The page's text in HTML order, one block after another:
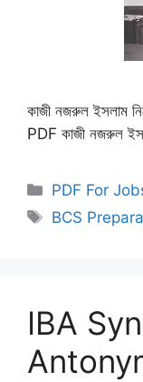
কাজী নজরুল ইসলাম
PDF কাজী নজরুল
Categories
PDF For
Tags
BCS
IBA